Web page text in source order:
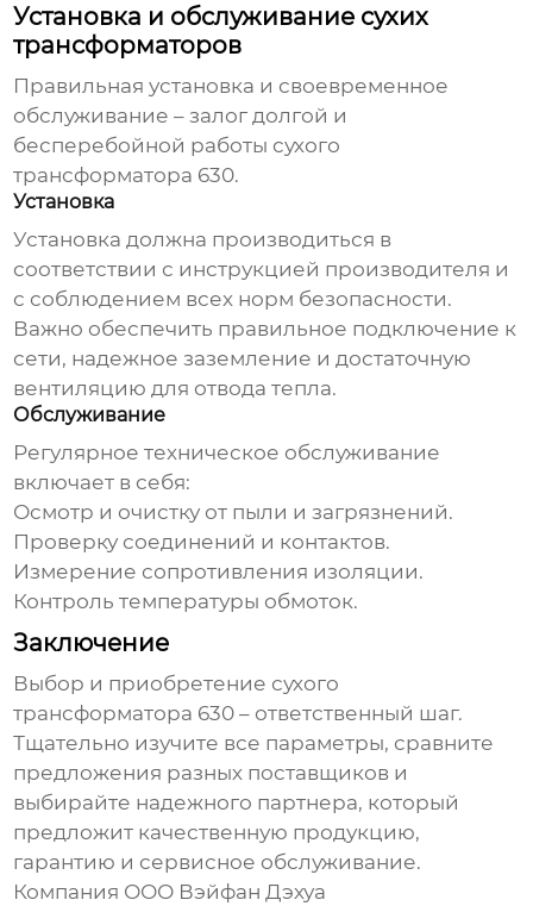
Установка и обслуживание сухих
трансформаторов
Правильная установка и своевременное
обслуживание – залог долгой и
бесперебойной работы сухого
трансформатора 630.
Установка
Установка должна производиться в
соответствии с инструкцией производителя и
с соблюдением всех норм безопасности.
Важно обеспечить правильное подключение к
сети, надежное заземление и достаточную
вентиляцию для отвода тепла.
Обслуживание
Регулярное техническое обслуживание
включает в себя:
Осмотр и очистку от пыли и загрязнений.
Проверку соединений и контактов.
Измерение сопротивления изоляции.
Контроль температуры обмоток.
Заключение
Выбор и приобретение сухого
трансформатора 630 – ответственный шаг.
Тщательно изучите все параметры, сравните
предложения разных поставщиков и
выбирайте надежного партнера, который
предложит качественную продукцию,
гарантию и сервисное обслуживание.
Компания ООО Вэйфан Дэхуа